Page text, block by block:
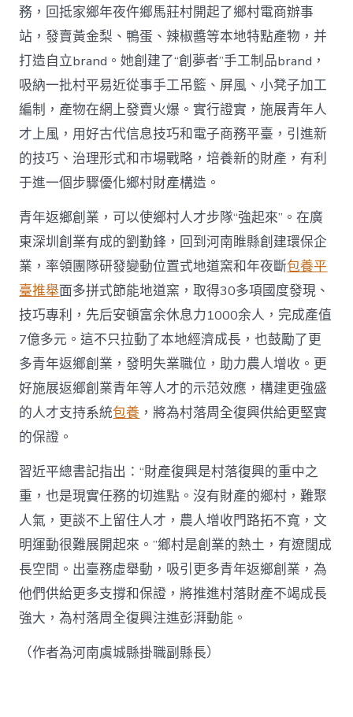
務，回抵家鄉年夜仵鄉馬莊村開起了鄉村電商辦事
站，發賣黃金梨、鴨蛋、辣椒醬等本地特點產物，并
打造自立brand。她創建了“創夢者”手工制品brand，
吸納一批村平易近從事手工吊籃、屏風、小凳子加工
編制，產物在網上發賣火爆。實行證實，施展青年人
才上風，用好古代信息技巧和電子商務平臺，引進新
的技巧、治理形式和市場戰略，培養新的財產，有利
于進一個步驟優化鄉村財產構造。
青年返鄉創業，可以使鄉村人才步隊“強起來”。在廣
東深圳創業有成的劉勤鋒，回到河南睢縣創建環保企
業，率領團隊研發變動位置式地道窯和年夜斷包養平
臺推舉面多拼式節能地道窯，取得30多項國度發現、
技巧專利，先后安頓富余休息力1000余人，完成產值
7億多元。這不只拉動了本地經濟成長，也鼓勵了更
多青年返鄉創業，發明失業職位，助力農人增收。更
好施展返鄉創業青年等人才的示范效應，構建更強盛
的人才支持系統包養 ，將為村落周全復興供給更堅實
的保證。
習近平總書記指出：“財產復興是村落復興的重中之
重，也是現實任務的切進點。沒有財產的鄉村，難聚
人氣，更談不上留住人才，農人增收門路拓不寬，文
明運動很難展開起來。”鄉村是創業的熱土，有遼闊成
長空間。出臺務虛舉動，吸引更多青年返鄉創業，為
他們供給更多支撐和保證，將推進村落財產不竭成長
強大，為村落周全復興注進彭湃動能。
（作者為河南虞城縣掛職副縣長）